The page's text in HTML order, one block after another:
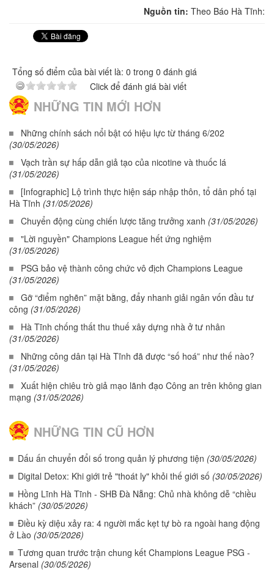
Nguồn tin: Theo Báo Hà Tĩnh:
Tổng số điểm của bài viết là: 0 trong 0 đánh giá
Click để đánh giá bài viết
NHỮNG TIN MỚI HƠN
Những chính sách nổi bật có hiệu lực từ tháng 6/202
(30/05/2026)
Vạch trần sự hấp dẫn giả tạo của nicotine và thuốc lá
(31/05/2026)
[Infographic] Lộ trình thực hiện sáp nhập thôn, tổ dân phố tại
Hà Tĩnh (31/05/2026)
Chuyển động cùng chiến lược tăng trưởng xanh (31/05/2026)
"Lời nguyền" Champions League hết ứng nghiệm
(31/05/2026)
PSG bảo vệ thành công chức vô địch Champions League
(31/05/2026)
Gỡ “điểm nghẽn” mặt bằng, đẩy nhanh giải ngân vốn đầu tư
công (31/05/2026)
Hà Tĩnh chống thất thu thuế xây dựng nhà ở tư nhân
(31/05/2026)
Những công dân tại Hà Tĩnh đã được “số hoá” như thế nào?
(31/05/2026)
Xuất hiện chiêu trò giả mạo lãnh đạo Công an trên không gian
mạng (31/05/2026)
NHỮNG TIN CŨ HƠN
Dấu ấn chuyển đổi số trong quản lý phương tiện (30/05/2026)
Digital Detox: Khi giới trẻ "thoát ly" khỏi thế giới số (30/05/2026)
Hồng Lĩnh Hà Tĩnh - SHB Đà Nẵng: Chủ nhà không dễ “chiều
khách” (30/05/2026)
Điều kỳ diệu xảy ra: 4 người mắc kẹt tự bò ra ngoài hang động
ở Lào (30/05/2026)
Tương quan trước trận chung kết Champions League PSG -
Arsenal (30/05/2026)